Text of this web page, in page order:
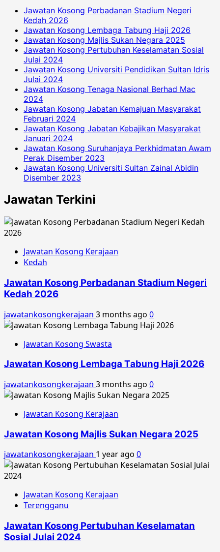
Jawatan Kosong Perbadanan Stadium Negeri
Kedah 2026
Jawatan Kosong Lembaga Tabung Haji 2026
Jawatan Kosong Majlis Sukan Negara 2025
Jawatan Kosong Pertubuhan Keselamatan Sosial
Julai 2024
Jawatan Kosong Universiti Pendidikan Sultan Idris
Julai 2024
Jawatan Kosong Tenaga Nasional Berhad Mac
2024
Jawatan Kosong Jabatan Kemajuan Masyarakat
Februari 2024
Jawatan Kosong Jabatan Kebajikan Masyarakat
Januari 2024
Jawatan Kosong Suruhanjaya Perkhidmatan Awam
Perak Disember 2023
Jawatan Kosong Universiti Sultan Zainal Abidin
Disember 2023
Jawatan Terkini
Jawatan Kosong Kerajaan
Kedah
Jawatan Kosong Perbadanan Stadium Negeri
Kedah 2026
jawatankosongkerajaan 3 months ago 0
Jawatan Kosong Swasta
Jawatan Kosong Lembaga Tabung Haji 2026
jawatankosongkerajaan 3 months ago 0
Jawatan Kosong Kerajaan
Jawatan Kosong Majlis Sukan Negara 2025
jawatankosongkerajaan 1 year ago 0
Jawatan Kosong Kerajaan
Terengganu
Jawatan Kosong Pertubuhan Keselamatan
Sosial Julai 2024